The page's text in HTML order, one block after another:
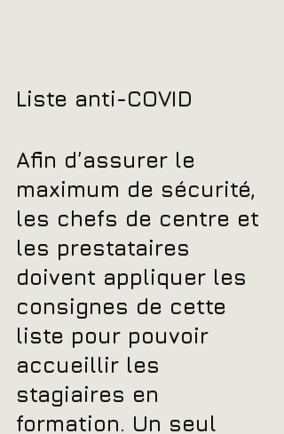
Liste anti-COVID
Afin d’assurer le
maximum de sécurité,
les chefs de centre et
les prestataires
doivent appliquer les
consignes de cette
liste pour pouvoir
accueillir les
stagiaires en
formation. Un seul